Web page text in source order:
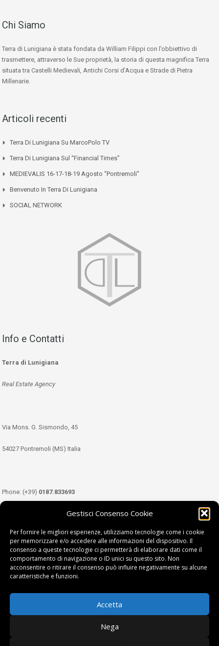
Gestisci Consenso Cookie
Per fornire le migliori esperienze, utilizziamo tecnologie come i cookie
per memorizzare e/o accedere alle informazioni del dispositivo. Il
consenso a queste tecnologie ci permetterà di elaborare dati come il
comportamento di navigazione o ID unici su questo sito. Non
acconsentire o ritirare il consenso può influire negativamente su alcune
caratteristiche e funzioni.
Accetta
Nega
Chi Siamo
Terra di Lunigiana è stata fondata da William Filippi con l’obbiettivo di
trasmettere, attraverso le Sue proprietà, la storia di questa magnifica Terra
situata tra Castelli Medievali, Antichi Corsi d’Acqua e Strade di Pietra
Millenarie.
Articoli recenti
Terra Di Lunigiana Su MarcoPolo TV
Terra Di Lunigiana Sul “Financial Times”
MEDIEVALIS 16-17-18-19 Agosto “Pontremoli”
Benvenuto In Terra Di Lunigiana
SOCIAL NETWORK
Info e Contatti
Terra di Lunigiana
Real Estate Agency
Via Mons. G. Sismondo, 45
54027 Pontremoli (MS) Italia
Phone: (+39) 0187.833693
349.3489333
Email:info@tdl.it
Terra di Lunigiana © di Filippi William - P.Iva 01374450458